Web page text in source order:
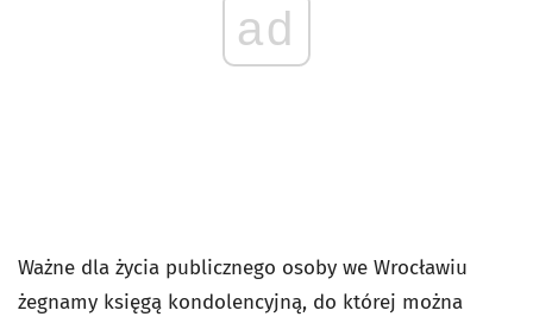
ad
Ważne dla życia publicznego osoby we Wrocławiu
żegnamy księgą kondolencyjną, do której można